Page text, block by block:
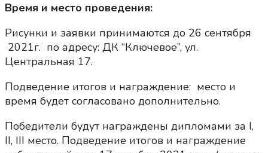
Время и место проведения:
Рисунки и заявки принимаются до 26 сентября
2021г. по адресу: ДК “Ключевое”, ул.
Центральная 17.
Подведение итогов и награждение: место и
время будет согласовано дополнительно.
Победители будут награждены дипломами за I,
II, III место. Подведение итогов и награждение